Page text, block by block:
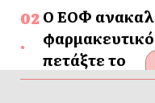
Ο ΕΟΦ
πετάξτε το